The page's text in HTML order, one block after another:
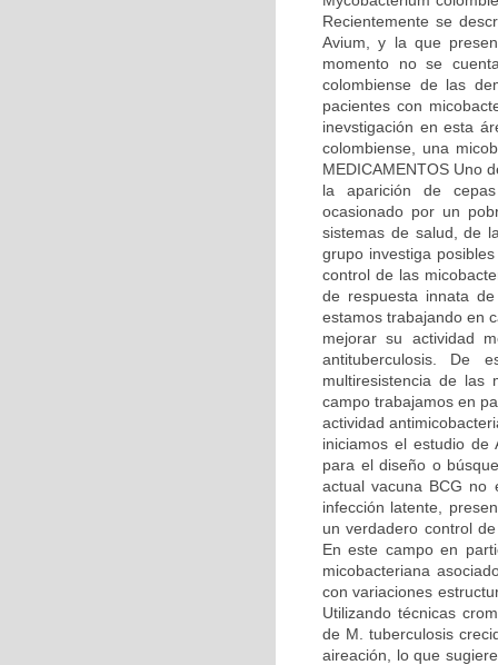
Recientemente se
Avium, y la que
momento no se
colombiense de las
pacientes con
inevstigación en esta
colombiense, una
MEDICAMENTOS Uno
la aparición de
ocasionado por un
sistemas de salud, de
grupo investiga
control de las
de respuesta innata
estamos trabajando en
mejorar su actividad
antituberculosis. De
multiresistencia de las
campo trabajamos en
actividad
iniciamos el estudio de
para el diseño o
actual vacuna BCG no
infección latente,
un verdadero control
En este campo en
micobacteriana
con variaciones
Utilizando técnicas
de M. tuberculosis
aireación, lo que